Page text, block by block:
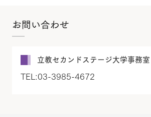
お問い合わせ
立教セカンドステージ大学事務室
TEL:03-3985-4672